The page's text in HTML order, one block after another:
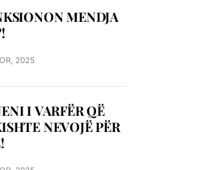
MENDJA
2025
I VARFËR QË
NEVOJË PËR